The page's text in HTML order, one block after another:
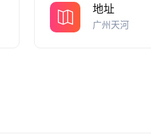
地址
广州天河